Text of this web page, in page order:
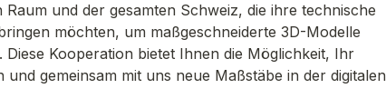
und der gesamten Schweiz, die ihre technische
möchten, um maßgeschneiderte 3D-Modelle
Kooperation bietet Ihnen die Möglichkeit, Ihr
gemeinsam mit uns neue Maßstäbe in der digitalen